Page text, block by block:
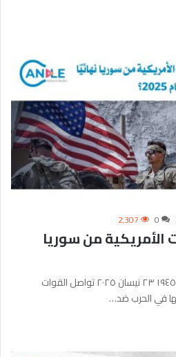
0 2٬307
من سوريا
سيث ج. فرانتزمان | زميل مساعد ١٩٤٥ ٢٣ نيسان ٢٠٢٥ تواصل القوات
في الحرب ضد…